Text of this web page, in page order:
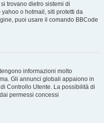
trovano dietro sistemi di
o hotmail, siti protetti da
puoi usare il comando BBCode
informazioni molto
Gli annunci globali appaiono in
Controllo Utente. La possibilità di
permessi concessi